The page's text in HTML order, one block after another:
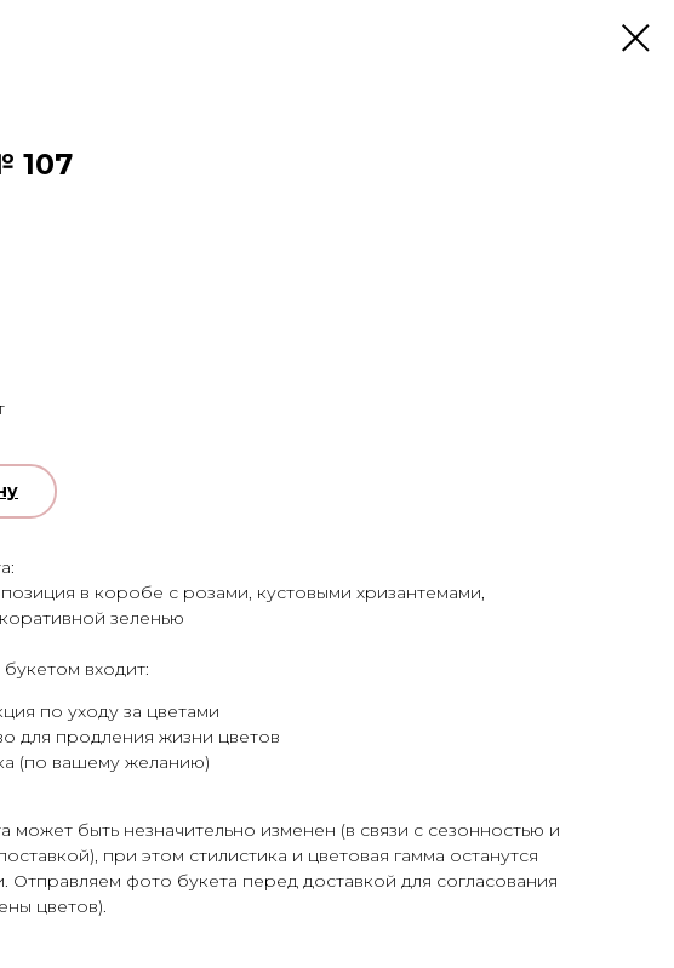
107
в коробе с розами, кустовыми хризантемами,
зеленью
входит:
по уходу за цветами
для продления жизни цветов
(по вашему желанию)
может быть незначительно изменен (в связи с сезонностью и
при этом стилистика и цветовая гамма останутся
Отправляем фото букета перед доставкой для согласования
цветов).